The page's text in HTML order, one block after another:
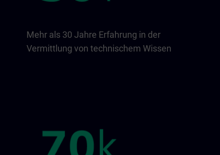
Mehr als 30 Jahre Erfahrung in der
Vermittlung von technischem Wissen